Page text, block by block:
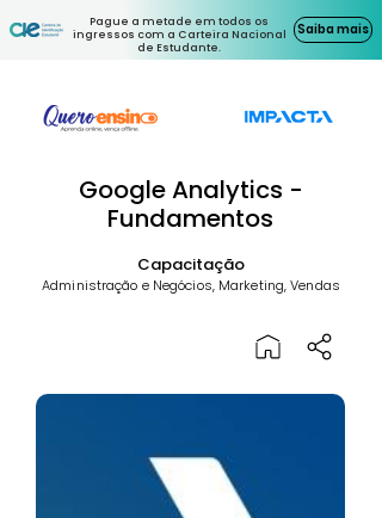
Pague a metade em todos os
ingressos com a Carteira Nacional
de Estudante.
Saiba mais
Google Analytics -
Fundamentos
Capacitação
Administração e Negócios, Marketing, Vendas